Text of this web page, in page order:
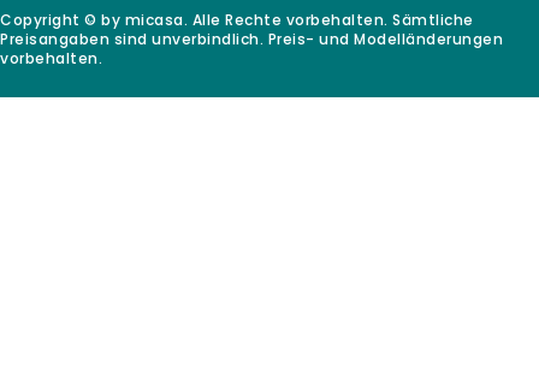
Copyright © by micasa. Alle Rechte vorbehalten. Sämtliche
Preisangaben sind unverbindlich. Preis- und Modelländerungen
vorbehalten.